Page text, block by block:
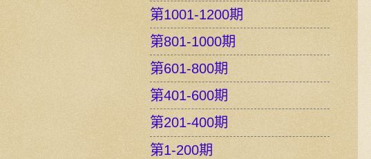
第1001-1200期
第801-1000期
第601-800期
第401-600期
第201-400期
第1-200期